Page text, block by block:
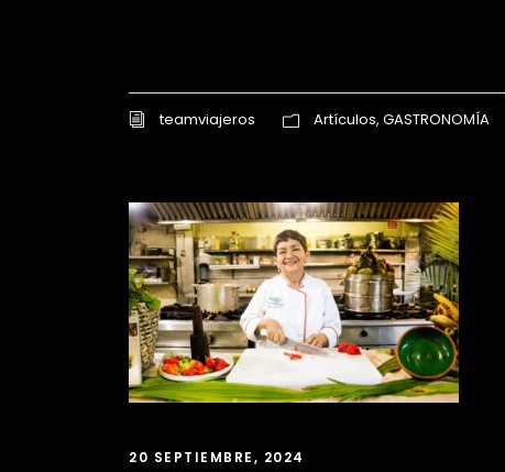
teamviajeros Artículos, GASTRONOMÍA
20 SEPTIEMBRE, 2024